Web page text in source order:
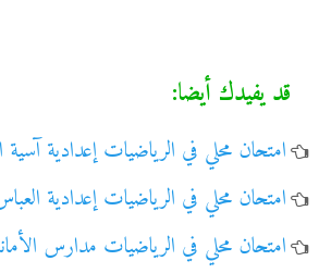
قد يفيدك أيضا:
امتحان محلي في الرياضيات إعدادية
امتحان محلي في الرياضيات إعدادية
امتحان محلي في الرياضيات مدارس